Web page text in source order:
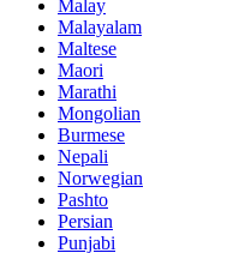
Malay
Malayalam
Maltese
Maori
Marathi
Mongolian
Burmese
Nepali
Norwegian
Pashto
Persian
Punjabi